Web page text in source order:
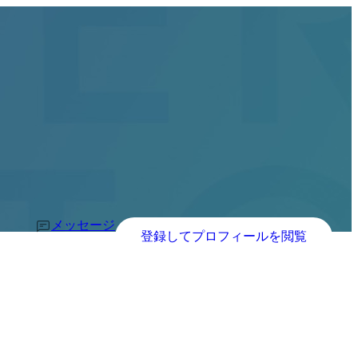
メッセージ
登録してプロフィールを閲覧